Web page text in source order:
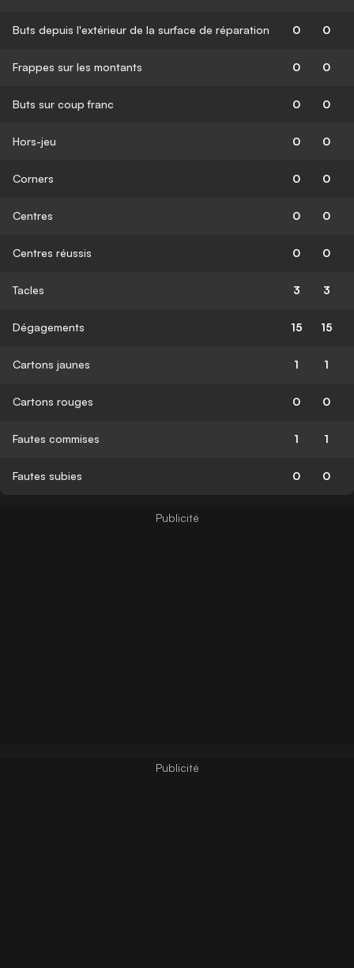
Buts depuis l'extérieur de la surface de réparation 0 0
Frappes sur les montants 0 0
Buts sur coup franc 0 0
Hors-jeu 0 0
Corners 0 0
Centres 0 0
Centres réussis 0 0
Tacles 3 3
Dégagements 15 15
Cartons jaunes 1 1
Cartons rouges 0 0
Fautes commises 1 1
Fautes subies 0 0